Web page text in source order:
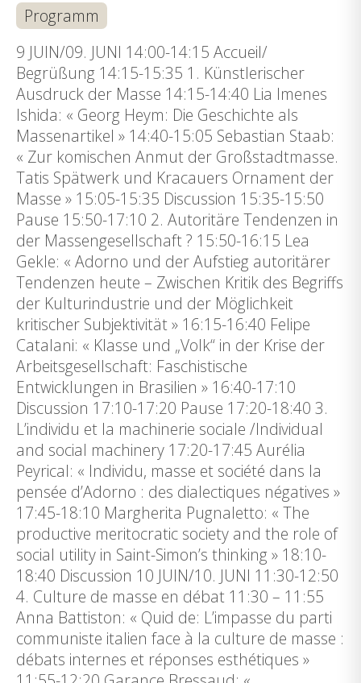
Programm
9 JUIN/09. JUNI 14:00-14:15 Accueil/
Begrüßung 14:15-15:35 1. Künstlerischer
Ausdruck der Masse 14:15-14:40 Lia Imenes
Ishida: « Georg Heym: Die Geschichte als
Massenartikel » 14:40-15:05 Sebastian Staab:
« Zur komischen Anmut der Großstadtmasse.
Tatis Spätwerk und Kracauers Ornament der
Masse » 15:05-15:35 Discussion 15:35-15:50
Pause 15:50-17:10 2. Autoritäre Tendenzen in
der Massengesellschaft ? 15:50-16:15 Lea
Gekle: « Adorno und der Aufstieg autoritärer
Tendenzen heute – Zwischen Kritik des Begriffs
der Kulturindustrie und der Möglichkeit
kritischer Subjektivität » 16:15-16:40 Felipe
Catalani: « Klasse und „Volk“ in der Krise der
Arbeitsgesellschaft: Faschistische
Entwicklungen in Brasilien » 16:40-17:10
Discussion 17:10-17:20 Pause 17:20-18:40 3.
L’individu et la machinerie sociale /Individual
and social machinery 17:20-17:45 Aurélia
Peyrical: « Individu, masse et société dans la
pensée d’Adorno : des dialectiques négatives »
17:45-18:10 Margherita Pugnaletto: « The
productive meritocratic society and the role of
social utility in Saint-Simon’s thinking » 18:10-
18:40 Discussion 10 JUIN/10. JUNI 11:30-12:50
4. Culture de masse en débat 11:30 – 11:55
Anna Battiston: « Quid de: L’impasse du parti
communiste italien face à la culture de masse :
débats internes et réponses esthétiques »